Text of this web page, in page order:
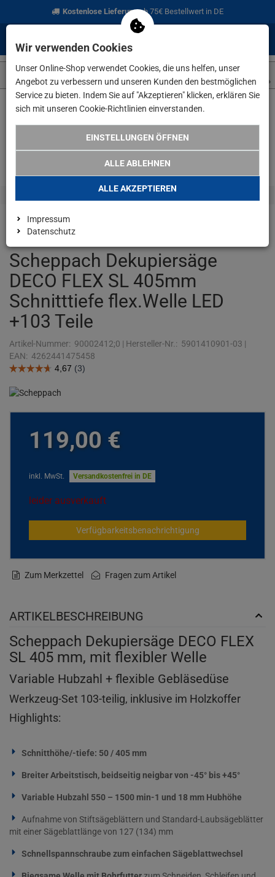
Kostenlose Lieferungab 75€ Bestellwert in DE
Scheppach Dekupiersäge
DECO FLEX SL 405mm
Schnitttiefe flex.Welle LED
+103 Teile
Artikel-Nummer: 90002412;0 | Hersteller-Nr.: 5901410901-03 |
EAN: 4262441475458
119,00 €
inkl. MwSt. Versandkostenfrei in DE
leider ausverkauft
Verfügbarkeitsbenachrichtigung
Zum Merkzettel Fragen zum Artikel
ARTIKELBESCHREIBUNG
Scheppach Dekupiersäge DECO FLEX
SL 405 mm, mit flexibler Welle
Variable Hubzahl + flexible Gebläsedüse
Werkzeug-Set 103-teilig, inklusive im Holzkoffer
Highlights:
Schnitthöhe/-tiefe: 50 / 405 mm
Breiter Arbeitstisch, beidseitig neigbar von -45° bis +45°
Variable Hubzahl 550 – 1500 min-1 und 18 mm Hubhöhe
Aufnahme von Stiftsägeblättern und Standard-Laubsägeblätter
mit einer Sägeblattlänge von 127 (134) mm
Schnellspannschraube zum einfachen Sägeblattwechsel
Wir verwenden Cookies
Unser Online-Shop verwendet Cookies, die uns helfen, unser
Angebot zu verbessern und unseren Kunden den bestmöglichen
Service zu bieten. Indem Sie auf "Akzeptieren" klicken, erklären Sie
sich mit unseren Cookie-Richtlinien einverstanden.
EINSTELLUNGEN ÖFFNEN
ALLE ABLEHNEN
ALLE AKZEPTIEREN
Impressum
Datenschutz